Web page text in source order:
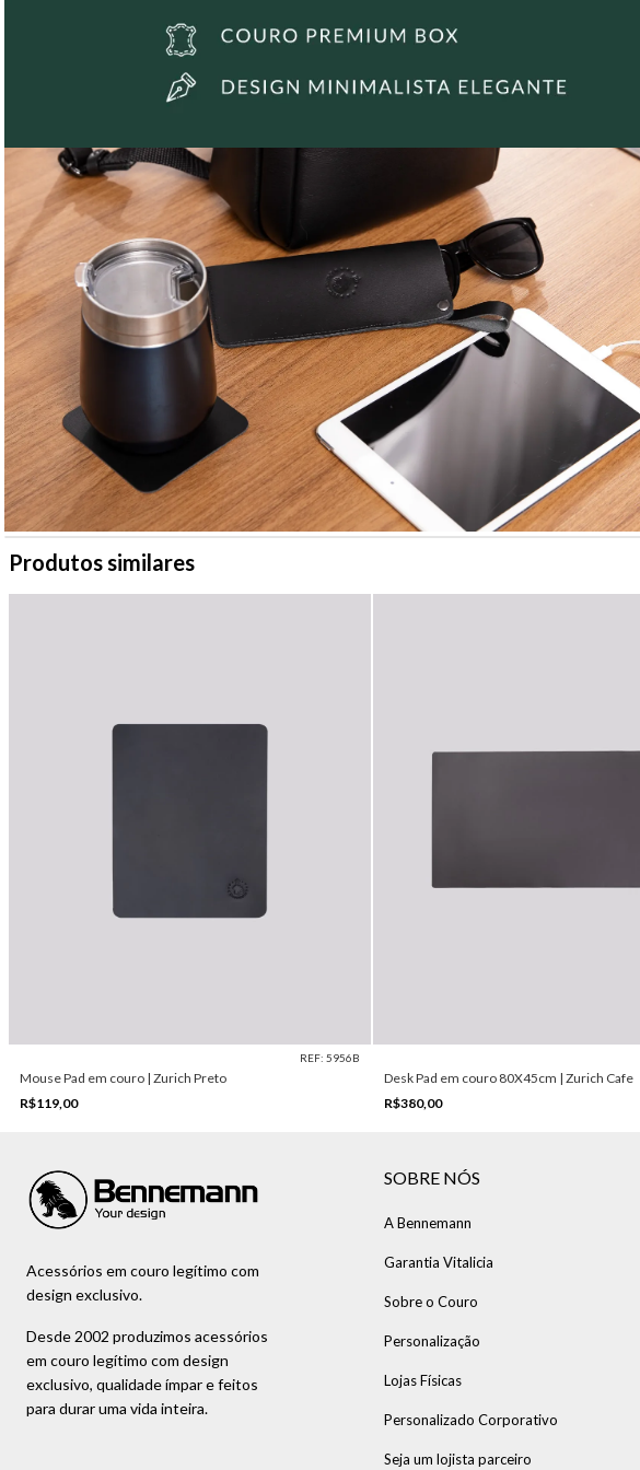
Produtos similares
REF: 5956B
Mouse Pad em couro | Zurich Preto
R$119,00
Desk Pad em couro 80X45cm | Zurich Cafe
R$380,00
Acessórios em couro legítimo com
design exclusivo.
Desde 2002 produzimos acessórios
em couro legítimo com design
exclusivo, qualidade ímpar e feitos
para durar uma vida inteira.
SOBRE NÓS
A Bennemann
Garantia Vitalicia
Sobre o Couro
Personalização
Lojas Físicas
Personalizado Corporativo
Seja um lojista parceiro